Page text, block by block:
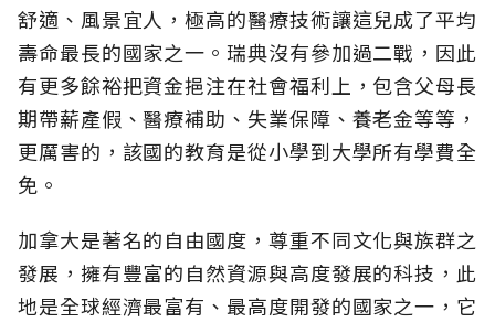
舒適、風景宜人，極高的醫療技術讓這兒成了平均
壽命最長的國家之一。瑞典沒有參加過二戰，因此
有更多餘裕把資金挹注在社會福利上，包含父母長
期帶薪產假、醫療補助、失業保障、養老金等等，
更厲害的，該國的教育是從小學到大學所有學費全
免。
加拿大是著名的自由國度，尊重不同文化與族群之
發展，擁有豐富的自然資源與高度發展的科技，此
地是全球經濟最富有、最高度開發的國家之一，它